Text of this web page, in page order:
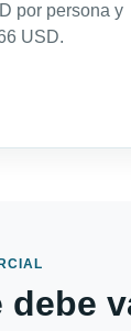
por persona y
USD.
debe